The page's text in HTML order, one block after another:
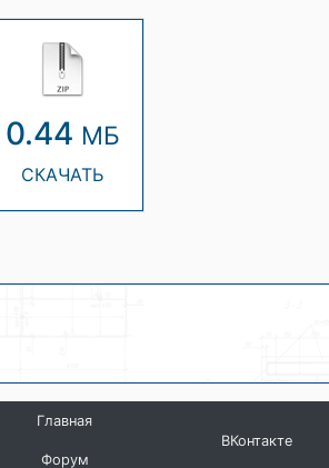
0.44 МБ
СКАЧАТЬ
Главная
Форум
ВКонтакте